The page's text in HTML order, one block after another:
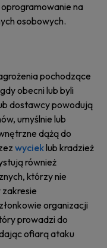
na
osobowych.
pochodzące
obecni lub byli
dostawcy powodują
umyślnie lub
dążą do
wycieklub kradzież
również
którzy nie
organizacji
prowadzi do
ofiarą ataku